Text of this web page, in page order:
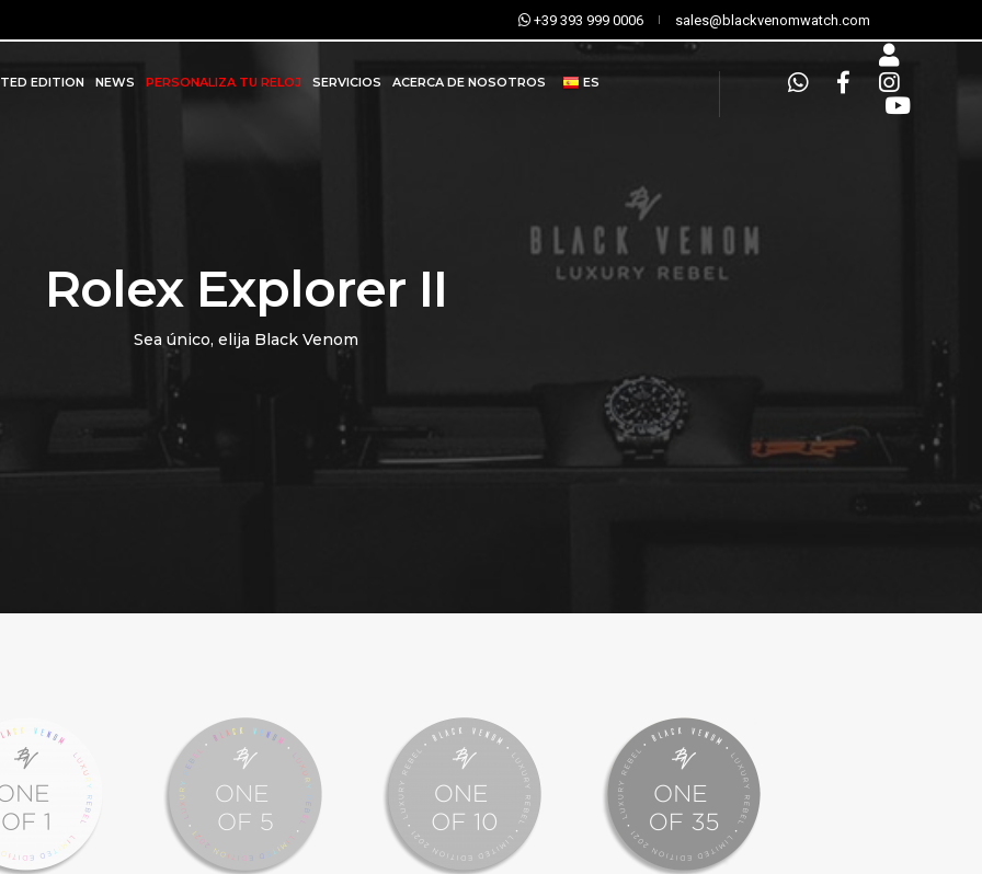
+39 393 999 0006 sales@blackvenomwatch.com
EDITION NEWS PERSONALIZA TU RELOJ SERVICIOS ACERCA DE NOSOTROS ES
Rolex Explorer II
Sea único, elija Black Venom